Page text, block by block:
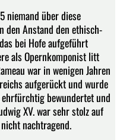
niemand über diese
den Anstand den ethisch-
bei Hofe aufgeführt
als Opernkomponist litt
war in wenigen Jahren
aufgerückt und wurde
bewundertet und
XV. war sehr stolz auf
nachtragend.